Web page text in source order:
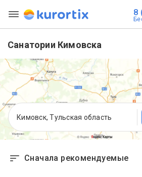
8
Санатории Кимовска
Кимовск, Тульская область
Сначала рекомендуемые